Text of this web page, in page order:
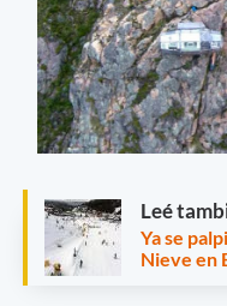
Leé
Ya se
Nieve en